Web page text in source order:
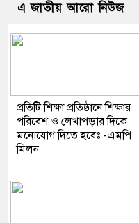
এ জাতীয় আরো নিউজ
প্রতিটি শিক্ষা প্রতিষ্ঠানে শিক্ষার
পরিবেশ ও লেখাপড়ার দিকে
মনোযোগ দিতে হবেঃ -এমপি
মিলন